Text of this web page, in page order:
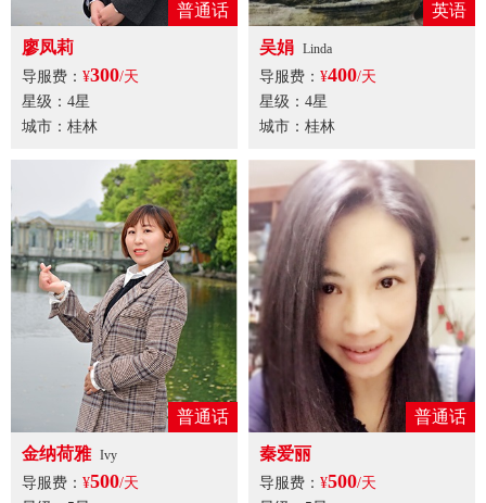
普通话
廖凤莉
导服费： ¥300/天
星级：4星
城市：桂林
英语
吴娟 Linda
导服费： ¥400/天
星级：4星
城市：桂林
普通话
金纳荷雅 Ivy
导服费： ¥500/天
普通话
秦爱丽
导服费： ¥500/天